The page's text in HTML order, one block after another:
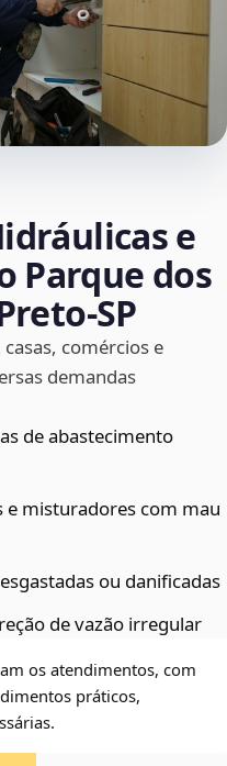
e
Parque dos
comércios e
demandas
de abastecimento
e misturadores com mau
ou danificadas
de vazão irregular
os atendimentos, com
práticos,